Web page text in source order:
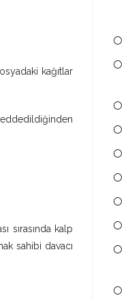
kağıtlar
sırasında kalp
sahibi davacı